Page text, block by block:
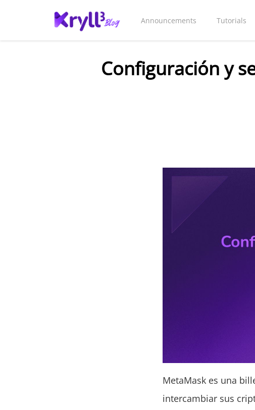
Announcements Tutorials
Configuración y
MetaMask es una
intercambiar sus